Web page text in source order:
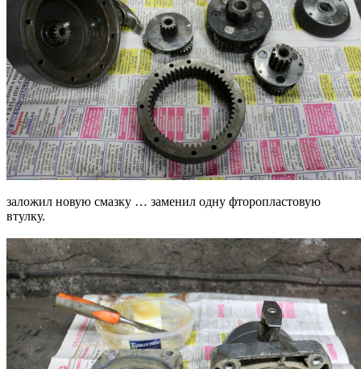
заложил новую смазку … заменил одну фторопластовую
втулку.